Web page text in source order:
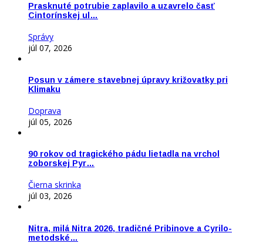
Prasknuté potrubie zaplavilo a uzavrelo časť
Cintorínskej ul…
Správy
júl 07, 2026
Posun v zámere stavebnej úpravy križovatky pri
Klimaku
Doprava
júl 05, 2026
90 rokov od tragického pádu lietadla na vrchol
zoborskej Pyr…
Čierna skrinka
júl 03, 2026
Nitra, milá Nitra 2026, tradičné Pribinove a Cyrilo-
metodské…